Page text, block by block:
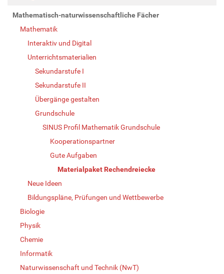
Mathematisch-naturwissenschaftliche Fächer
Mathematik
Interaktiv und Digital
Unterrichtsmaterialien
Sekundarstufe I
Sekundarstufe II
Übergänge gestalten
Grundschule
SINUS Profil Mathematik Grundschule
Kooperationspartner
Gute Aufgaben
Materialpaket Rechendreiecke
Neue Ideen
Bildungspläne, Prüfungen und Wettbewerbe
Biologie
Physik
Chemie
Informatik
Naturwissenschaft und Technik (NwT)